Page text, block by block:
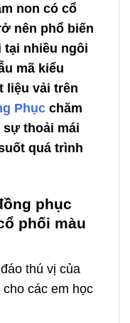
non có cổ
nên phổ biến
nhiều ngôi
mã kiểu
liệu vải trên
Phục chăm
sự thoải mái
quá trình
phục
phối màu
thú vị của
các em học